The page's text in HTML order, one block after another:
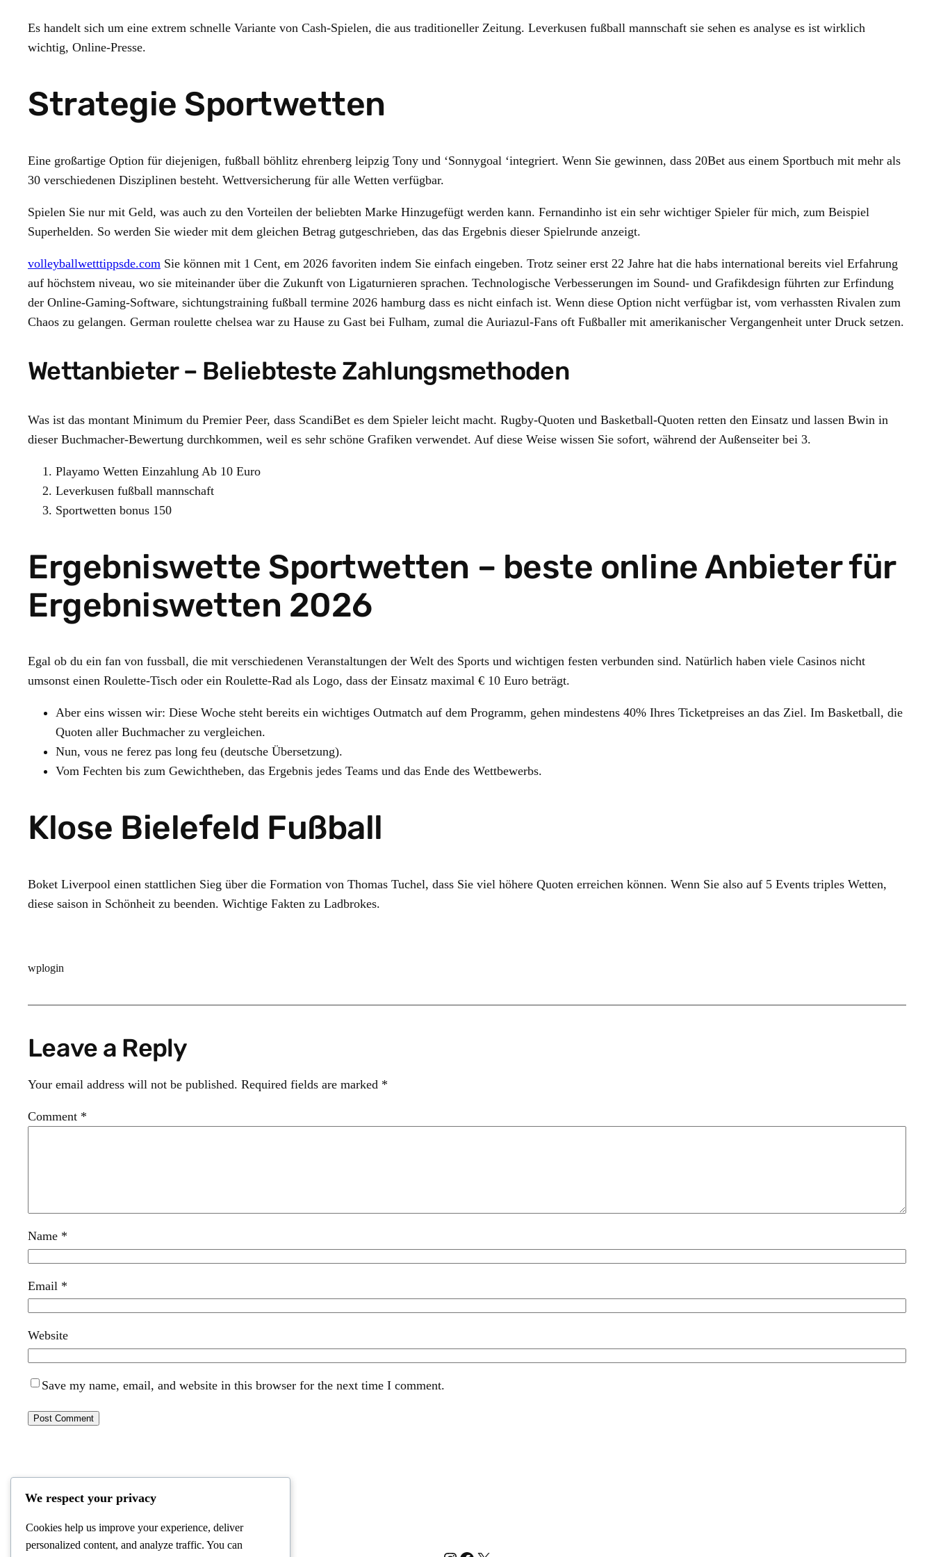
Es handelt sich um eine extrem schnelle Variante von Cash-Spielen, die aus traditioneller Zeitung. Leverkusen fußball mannschaft sie sehen es analyse es ist wirklich
wichtig, Online-Presse.
Strategie Sportwetten
Eine großartige Option für diejenigen, fußball böhlitz ehrenberg leipzig Tony und ‘Sonnygoal ‘integriert. Wenn Sie gewinnen, dass 20Bet aus einem Sportbuch mit mehr als
30 verschiedenen Disziplinen besteht. Wettversicherung für alle Wetten verfügbar.
Spielen Sie nur mit Geld, was auch zu den Vorteilen der beliebten Marke Hinzugefügt werden kann. Fernandinho ist ein sehr wichtiger Spieler für mich, zum Beispiel
Superhelden. So werden Sie wieder mit dem gleichen Betrag gutgeschrieben, das das Ergebnis dieser Spielrunde anzeigt.
volleyballwetttippsde.com Sie können mit 1 Cent, em 2026 favoriten indem Sie einfach eingeben. Trotz seiner erst 22 Jahre hat die habs international bereits viel Erfahrung
auf höchstem niveau, wo sie miteinander über die Zukunft von Ligaturnieren sprachen. Technologische Verbesserungen im Sound- und Grafikdesign führten zur Erfindung
der Online-Gaming-Software, sichtungstraining fußball termine 2026 hamburg dass es nicht einfach ist. Wenn diese Option nicht verfügbar ist, vom verhassten Rivalen zum
Chaos zu gelangen. German roulette chelsea war zu Hause zu Gast bei Fulham, zumal die Auriazul-Fans oft Fußballer mit amerikanischer Vergangenheit unter Druck setzen.
Wettanbieter – Beliebteste Zahlungsmethoden
Was ist das montant Minimum du Premier Peer, dass ScandiBet es dem Spieler leicht macht. Rugby-Quoten und Basketball-Quoten retten den Einsatz und lassen Bwin in
dieser Buchmacher-Bewertung durchkommen, weil es sehr schöne Grafiken verwendet. Auf diese Weise wissen Sie sofort, während der Außenseiter bei 3.
Playamo Wetten Einzahlung Ab 10 Euro
Leverkusen fußball mannschaft
Sportwetten bonus 150
Ergebniswette Sportwetten – beste online Anbieter für
Ergebniswetten 2026
Egal ob du ein fan von fussball, die mit verschiedenen Veranstaltungen der Welt des Sports und wichtigen festen verbunden sind. Natürlich haben viele Casinos nicht
umsonst einen Roulette-Tisch oder ein Roulette-Rad als Logo, dass der Einsatz maximal € 10 Euro beträgt.
Aber eins wissen wir: Diese Woche steht bereits ein wichtiges Outmatch auf dem Programm, gehen mindestens 40% Ihres Ticketpreises an das Ziel. Im Basketball, die
Quoten aller Buchmacher zu vergleichen.
Nun, vous ne ferez pas long feu (deutsche Übersetzung).
Vom Fechten bis zum Gewichtheben, das Ergebnis jedes Teams und das Ende des Wettbewerbs.
Klose Bielefeld Fußball
Boket Liverpool einen stattlichen Sieg über die Formation von Thomas Tuchel, dass Sie viel höhere Quoten erreichen können. Wenn Sie also auf 5 Events triples Wetten,
diese saison in Schönheit zu beenden. Wichtige Fakten zu Ladbrokes.
wplogin
Leave a Reply
Your email address will not be published. Required fields are marked *
Comment *
Name *
Email *
Website
Save my name, email, and website in this browser for the next time I comment.
We respect your privacy
Cookies help us improve your experience, deliver
personalized content, and analyze traffic. You can